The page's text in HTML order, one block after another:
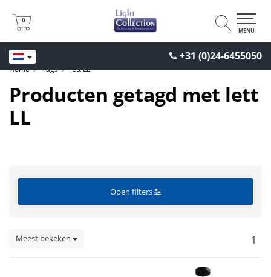
+31 (0)24-6455050
0
0
MENU
Home Tags lett LL
Producten getagd met lett
LL
Open filters
Meest bekeken 1